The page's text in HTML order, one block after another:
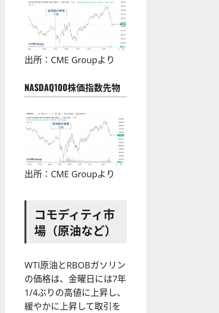
出所：CME Groupより
NASDAQ100株価指数先物
出所：CME Groupより
コモディティ市
場（原油など）
WTI原油とRBOBガソリン
の価格は、金曜日には7年
1/4ぶりの高値に上昇し、
緩やかに上昇して取引を